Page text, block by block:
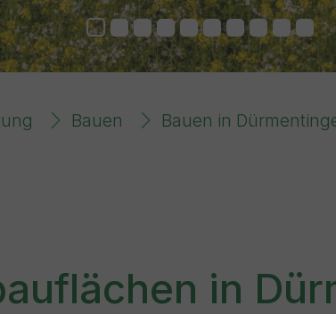
Bauen Bauen in
in